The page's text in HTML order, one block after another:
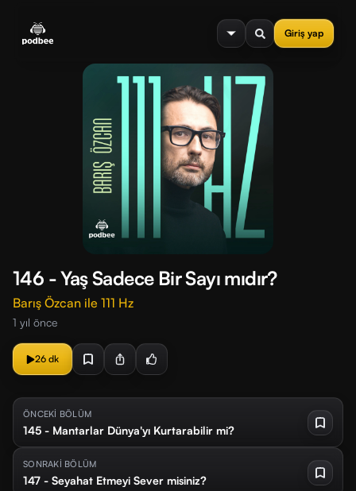
Giriş yap
menu
146 - Yaş Sadece Bir Sayı mıdır?
Barış Özcan ile 111 Hz
1 yıl önce
26 dk
ÖNCEKİ BÖLÜM
145 - Mantarlar Dünya'yı Kurtarabilir mi?
SONRAKİ BÖLÜM
147 - Seyahat Etmeyi Sever misiniz?